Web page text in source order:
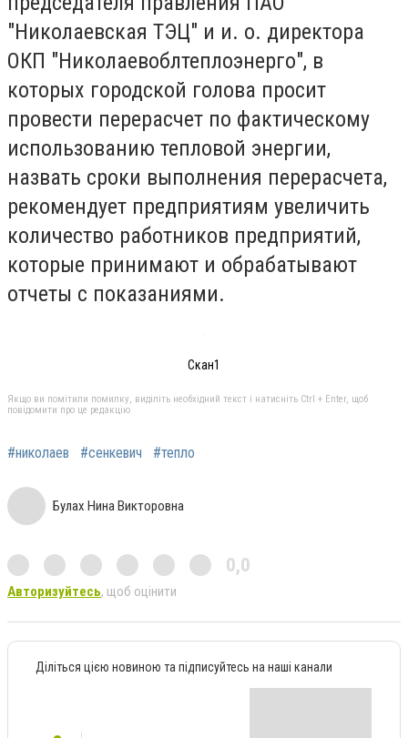
"Николаевская ТЭЦ" и и. о. директора
ОКП "Николаевоблтеплоэнерго", в
которых городской голова просит
провести перерасчет по фактическому
использованию тепловой энергии,
назвать сроки выполнения перерасчета,
рекомендует предприятиям увеличить
количество работников предприятий,
которые принимают и обрабатывают
отчеты с показаниями.
Скан1
Якщо ви помітили помилку, виділіть необхідний текст і натисніть Ctrl + Enter, щоб
повідомити про це редакцію
#николаев #сенкевич #тепло
Булах Нина Викторовна
0,0
Авторизуйтесь, щоб оцінити
Діліться цією новиною та підписуйтесь на наші канали